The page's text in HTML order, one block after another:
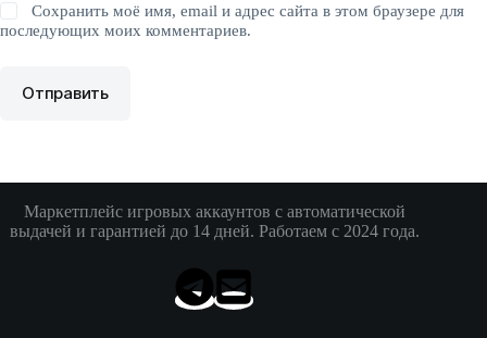
Сохранить моё имя, email и адрес сайта в этом браузере для
последующих моих комментариев.
Отправить
Маркетплейс игровых аккаунтов с автоматической
выдачей и гарантией до 14 дней. Работаем с 2024 года.